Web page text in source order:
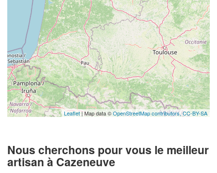
Leaflet| Map data ©OpenStreetMap contributors,CC-BY-SA
Nous cherchons pour vous le meilleur
artisan à Cazeneuve